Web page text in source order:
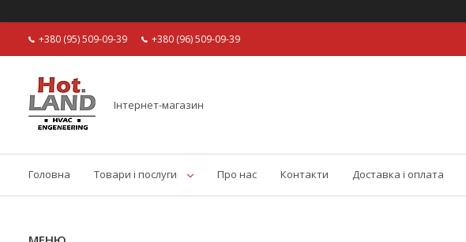
+380 (95) 509-09-39 +380 (96) 509-09-39
Інтернет-магазин
Головна Товари і послуги Про нас Контакти Доставка і оплата